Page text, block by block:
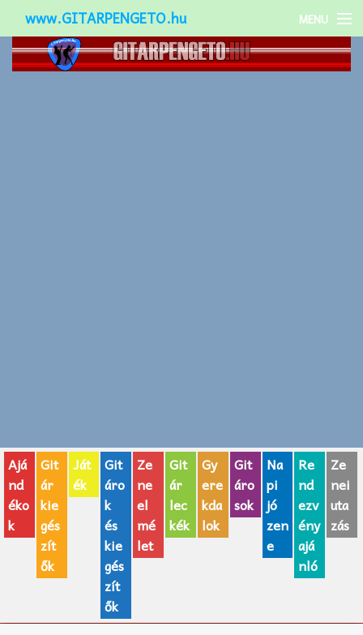
www.GITARPENGETO.hu MENU
Népszerű-
AJÁNDÉK ÖTLETEK
Vicces
GITÁR MÁRKÁK
TOP100 nóta
Ajá
nd
éko
k
Git
ár
kie
gés
zít
ők
Ját
ék
Git
áro
k
és
kie
gés
zít
ők
Ze
ne
el
mé
let
Git
ár
lec
kék
Gy
ere
kda
lok
Git
áro
sok
Na
pi
jó
zen
e
Re
nd
ezv
ény
ajá
nló
Ze
nei
uta
zás